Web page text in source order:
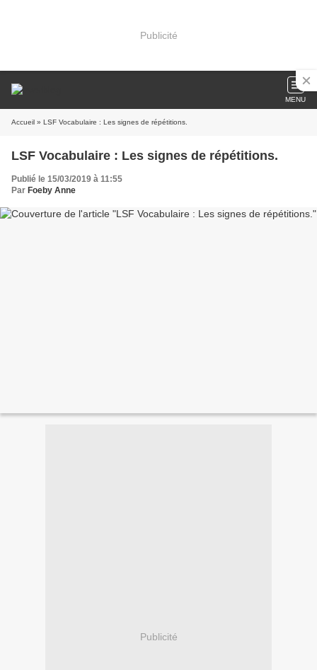
Publicité
MENU
Accueil » LSF Vocabulaire : Les signes de répétitions.
LSF Vocabulaire : Les signes de répétitions.
Publié le 15/03/2019 à 11:55
Par Foeby Anne
Publicité